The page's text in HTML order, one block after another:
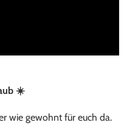
☀️
wie gewohnt für euch da.